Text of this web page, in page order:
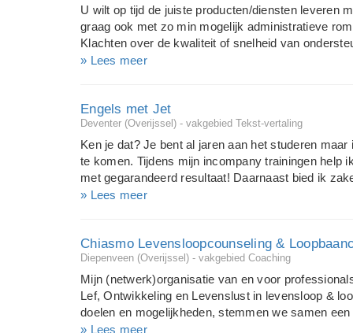
staat dan ook centraal. Direct effect: trainen met
ervaren bij ons direct wat het effect is van de
mensen. Voor een optimaal leereffect houden wij
U wilt op tijd de juiste producten/diensten leveren
graag ook met zo min mogelijk administratieve
Klachten over de kwaliteit of snelheid van
veel tijd kosten zoals het overtypen van papieren
software die gebruikt wordt omdat deze niet meer
meer aansluit bij de wensen van de organisatie?
onvoldoende of juist veel te veel informatie over
organisatie? Mojom geeft advies over het beter
informatievoorziening. Zij helpt u om uw organi...
» Lees meer
Engels met Jet
Deventer (Overijssel) - vakgebied Tekst-vertaling
Ken je dat? Je bent al jaren aan het studeren
te komen. Tijdens mijn incompany trainingen help
met gegarandeerd resultaat! Daarnaast bied ik
Cambridge aan die ideaal zijn om in korte tijd,
die eerste e-mail kunnen schrijven zonder fouten.
reizen, zodat je meer mogelijkheden hebt om
goede adres. Je hebt nu alle stukjes van de
leggen. Mijn werk is jou te leren hoe dat te doen!
met live chat begeleiding Via En...
» Lees meer
Chiasmo Levensloopcounseling &
Diepenveen (Overijssel) - vakgebied Coaching
Mijn (netwerk)organisatie van en voor
Lef, Ontwikkeling en Levenslust in levensloop &
doelen en mogelijkheden, stemmen we samen
gaan om kortdurende oplossingsgerichte
» Lees meer